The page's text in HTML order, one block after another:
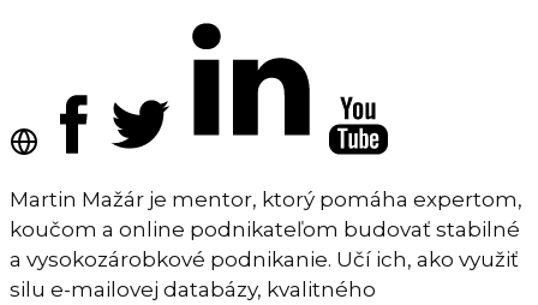
Martin Mažár je mentor, ktorý pomáha expertom,
koučom a online podnikateľom budovať stabilné
a vysokozárobkové podnikanie. Učí ich, ako využiť
silu e-mailovej databázy, kvalitného